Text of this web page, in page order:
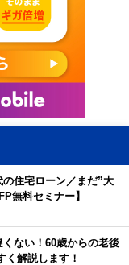
住宅ローン／まだ”大
無料セミナー】
くない！60歳からの老後
く解説します！